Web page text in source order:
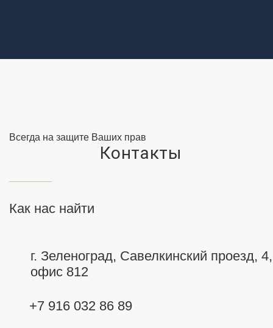
Всегда на защите Ваших прав
Контакты
Как нас найти
г. Зеленоград, Савелкинский проезд, 4,
офис 812
+7 916 032 86 89